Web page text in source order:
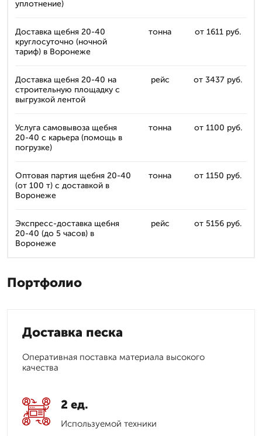
уплотнение)
Доставка щебня 20-40
круглосуточно (ночной
тариф) в Воронеже
тонна от 1611 руб.
Доставка щебня 20-40 на
строительную площадку с
выгрузкой лентой
рейс от 3437 руб.
Услуга самовывоза щебня
20-40 с карьера (помощь в
погрузке)
тонна от 1100 руб.
Оптовая партия щебня 20-40
(от 100 т) с доставкой в
Воронеже
тонна от 1150 руб.
Экспресс-доставка щебня
20-40 (до 5 часов) в
Воронеже
рейс от 5156 руб.
Портфолио
Доставка песка
Оперативная поставка материала высокого
качества
2 ед.
Используемой техники